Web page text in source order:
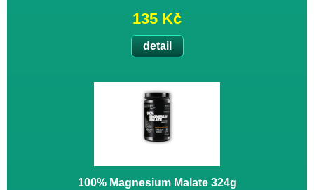
135 Kč
detail
100% Magnesium Malate 324g